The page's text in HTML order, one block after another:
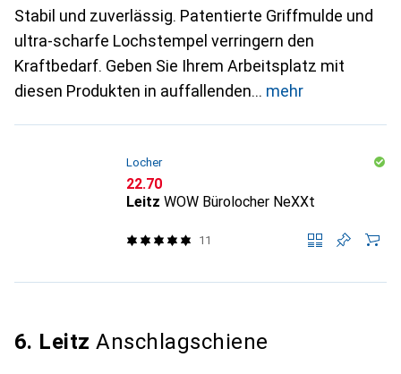
Stabil und zuverlässig. Patentierte Griffmulde und
ultra-scharfe Lochstempel verringern den
Kraftbedarf. Geben Sie Ihrem Arbeitsplatz mit
diesen Produkten in auffallenden
mehr
Locher
CHF
22.70
Leitz WOW Bürolocher NeXXt
11
6. Leitz Anschlagschiene